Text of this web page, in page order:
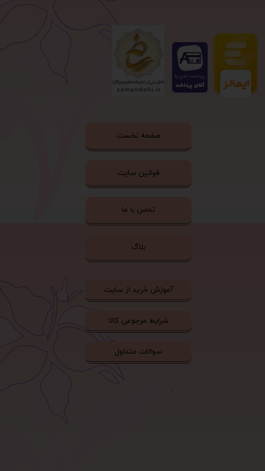
صفحه نخست
قوانین سایت
تماس با ما
بلاگ
آموزش خرید از سایت
شرایط مرجوعی کالا
سوالات متداول